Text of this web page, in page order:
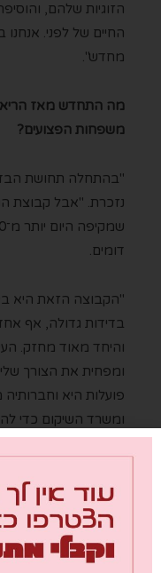
הזוגיות שלהם,
החיים של לפני.
מחדש".
מה התחדש מאז
משפחות הפצועים?
"בהתחלה תחושת
נזכרת. "אבל קבוצת
דומים.
"הקבוצה הזאת היא
בדידות גדולה, אף
והיחד מאוד מחזק.
ומפחית את הצורך
פועלות היא
ומשרד השיקום כדי
מיטל מבקשת להעביר
את מקומן בקבוצה:
קוראת להן לחפש את
בנוסף, היא מדגישה